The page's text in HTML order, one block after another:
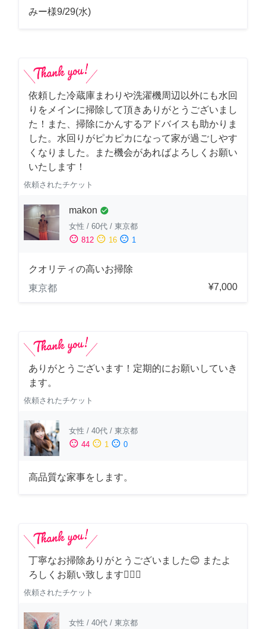
みー様9/29(水)
依頼した冷蔵庫まわりや洗濯機周辺以外にも水回
りをメインに掃除して頂きありがとうございまし
た！また、掃除にかんするアドバイスも助かりま
した。水回りがピカピカになって家が過ごしやす
くなりました。また機会があればよろしくお願い
いたします！
依頼されたチケット
makon check_circle
女性 / 60代 / 東京都
sentiment_satisfied 812 sentiment_neutral 16 sentiment_dissatisfied 1
クオリティの高いお掃除
東京都
¥7,000
ありがとうございます！定期的にお願いしていき
ます。
依頼されたチケット
女性 / 40代 / 東京都
sentiment_satisfied 44 sentiment_neutral 1 sentiment_dissatisfied 0
高品質な家事をします。
丁寧なお掃除ありがとうございました😊 またよ
ろしくお願い致します🙆‍♀️✨
依頼されたチケット
女性 / 40代 / 東京都